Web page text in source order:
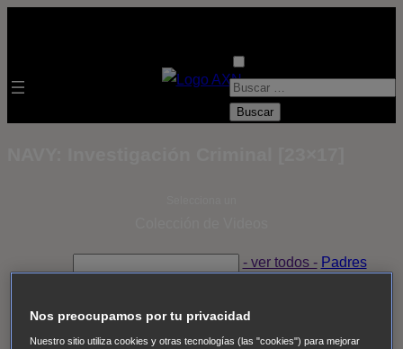
B
- ver todos - Padres
Despedida Salvaje Despedida Salvaje
Thomas, el ojo del FBI
Pan Am
Dawson crece
Nos preocupamos por tu privacidad
Nuestro sitio utiliza cookies y otras tecnologías (las "cookies") para mejorar